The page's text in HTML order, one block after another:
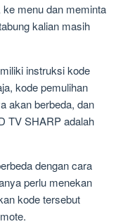
menu dan meminta
kalian masih
instruksi kode
kode pemulihan
akan berbeda, dan
TV SHARP adalah
dengan cara
perlu menekan
kode tersebut